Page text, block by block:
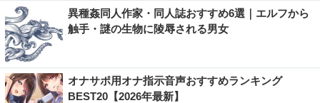
異種姦同人作家・同人誌おすすめ6選｜エルフから
触手・謎の生物に陵辱される男女
オナサポ用オナ指示音声おすすめランキング
BEST20【2026年最新】